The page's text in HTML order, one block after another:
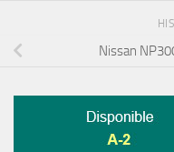
Nissan